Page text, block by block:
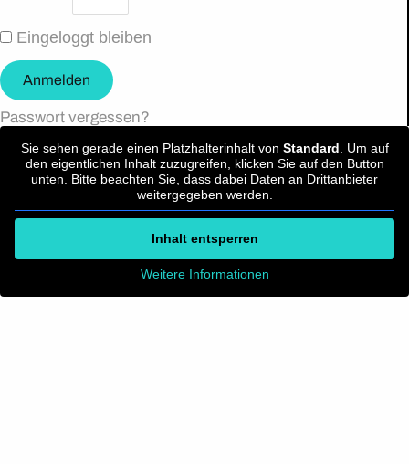
Eingeloggt bleiben
Anmelden
Passwort vergessen?
Sie sehen gerade einen Platzhalterinhalt von Standard . Um auf
den eigentlichen Inhalt zuzugreifen, klicken Sie auf den Button
unten. Bitte beachten Sie, dass dabei Daten an Drittanbieter
weitergegeben werden.
Inhalt entsperren
Weitere Informationen